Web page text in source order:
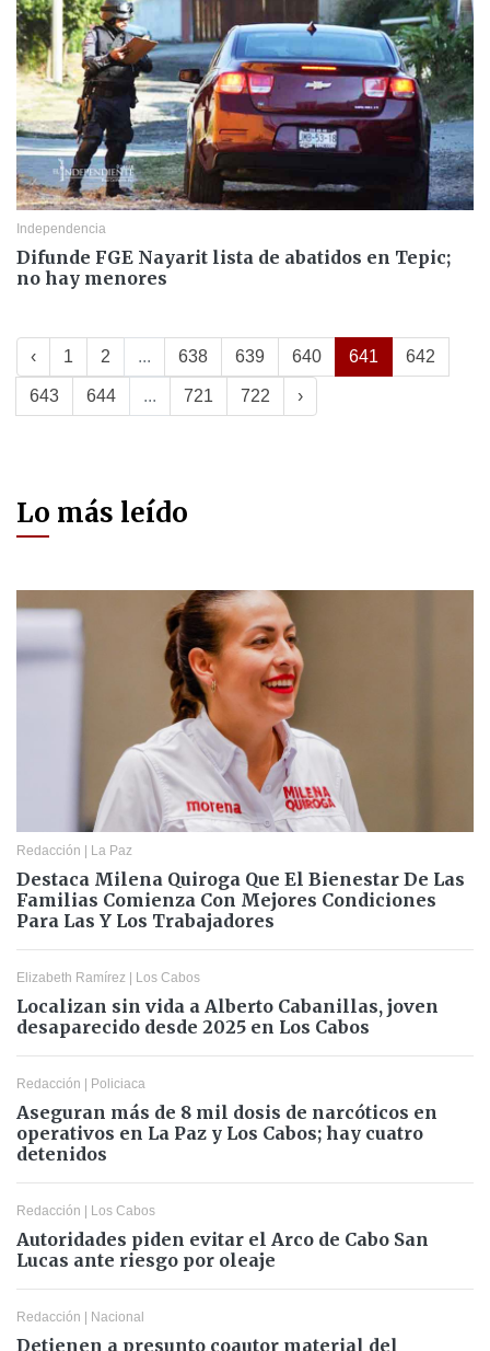
Independencia
Difunde FGE Nayarit lista de abatidos en Tepic;
no hay menores
‹ 1 2 ... 638 639 640 641 642
643 644 ... 721 722 ›
Lo más leído
Redacción La Paz
Destaca Milena Quiroga Que El Bienestar De Las
Familias Comienza Con Mejores Condiciones
Para Las Y Los Trabajadores
Elizabeth Ramírez Los Cabos
Localizan sin vida a Alberto Cabanillas, joven
desaparecido desde 2025 en Los Cabos
Redacción Policiaca
Aseguran más de 8 mil dosis de narcóticos en
operativos en La Paz y Los Cabos; hay cuatro
detenidos
Redacción Los Cabos
Autoridades piden evitar el Arco de Cabo San
Lucas ante riesgo por oleaje
Redacción Nacional
Detienen a presunto coautor material del